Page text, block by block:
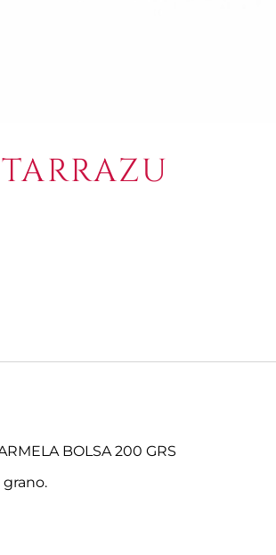
BOLSA 200 GRS
grano.